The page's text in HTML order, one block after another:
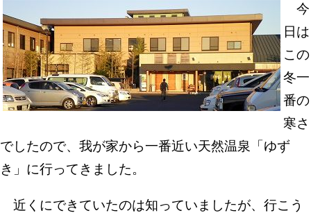
今
日は
この
冬一
番の
寒さ
でしたので、我が家から一番近い天然温泉「ゆず
き」に行ってきました。
近くにできていたのは知っていましたが、行こう